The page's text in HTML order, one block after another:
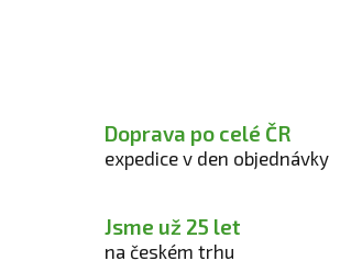
Doprava po celé ČR
expedice v den objednávky
Jsme už 25 let
na českém trhu